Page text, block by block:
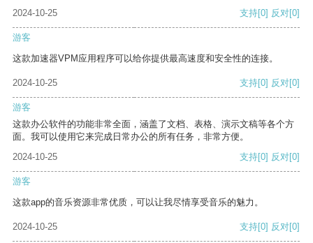
2024-10-25 支持[0] 反对[0]
游客
这款加速器VPM应用程序可以给你提供最高速度和安全性的连接。
2024-10-25 支持[0] 反对[0]
游客
这款办公软件的功能非常全面，涵盖了文档、表格、演示文稿等各个方
面。我可以使用它来完成日常办公的所有任务，非常方便。
2024-10-25
支持[0] 反对[0]
游客
这款app的音乐资源非常优质，可以让我尽情享受音乐的魅力。
2024-10-25 支持[0] 反对[0]